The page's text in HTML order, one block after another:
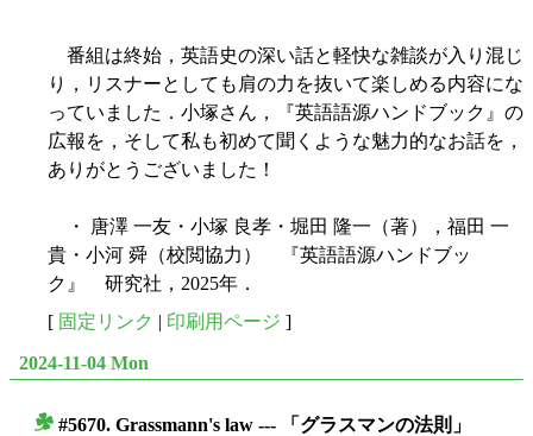
番組は終始，英語史の深い話と軽快な雑談が入り混じ
り，リスナーとしても肩の力を抜いて楽しめる内容にな
っていました．小塚さん，『英語語源ハンドブック』の
広報を，そして私も初めて聞くような魅力的なお話を，
ありがとうございました！
・ 唐澤 一友・小塚 良孝・堀田 隆一（著），福田 一
貴・小河 舜（校閲協力） 『英語語源ハンドブッ
ク』 研究社，2025年．
[ 固定リンク | 印刷用ページ ]
2024-11-04 Mon
#5670. Grassmann's law --- 「グラスマンの法則」